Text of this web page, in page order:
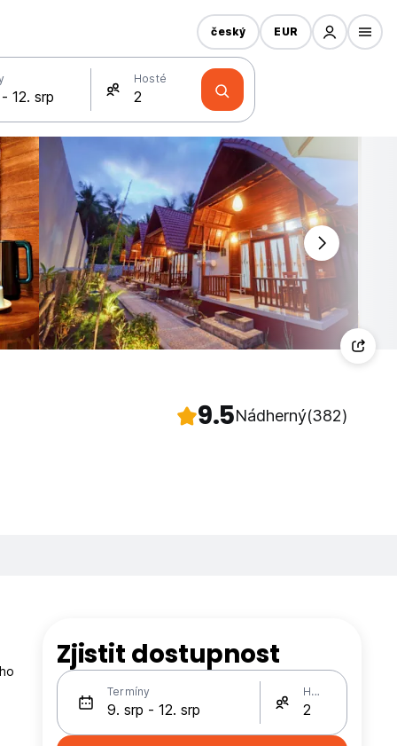
Hosté
český EUR
9.5Nádherný(382)
Zjistit dostupnost
Termíny Hosté